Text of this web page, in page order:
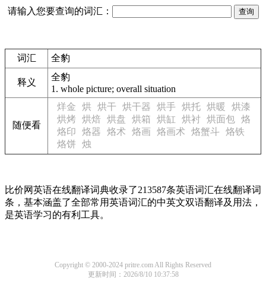
请输入您要查询的词汇：
词汇 全豹
释义
全豹
1. whole picture; overall situation
随便看
烊金 烘 烘干 烘干器 烘手 烘托 烘暖
烘漆
烘烤 烘焙 烘盘 烘箱 烘缸 烘衬 烘面包 烙
烙印
烙器 烙术 烙画 烙画术 烙蟹斗 烙铁
烙饼
烛
比价网英语在线翻译词典收录了213587条英语词汇在线翻译词
条，基本涵盖了全部常用英语词汇的中英文双语翻译及用法，
是英语学习的有利工具。
Copyright © 2000-2024 pritre.com All Rights Reserved
更新时间：2026/8/10 10:37:58